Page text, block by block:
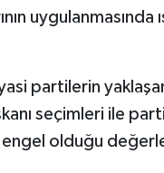
uygulanmasında
partilerin
seçimleri ile
engel olduğu